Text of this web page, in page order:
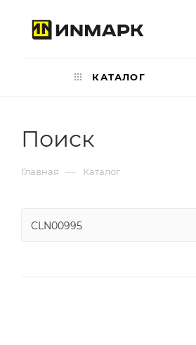
КАТАЛОГ
Поиск
Главная — Каталог